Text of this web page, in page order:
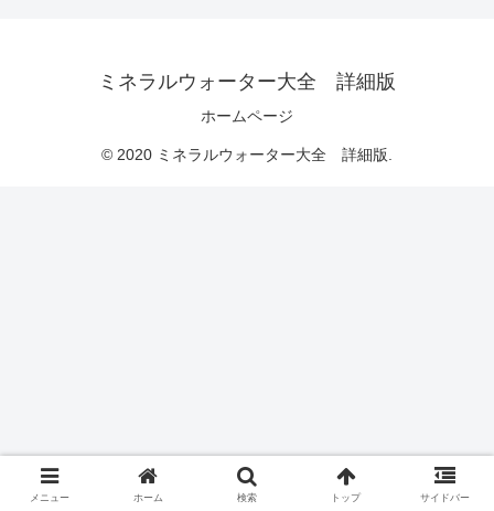
ミネラルウォーター大全 詳細版
ホームページ
© 2020 ミネラルウォーター大全 詳細版.
メニュー ホーム 検索 トップ サイドバー